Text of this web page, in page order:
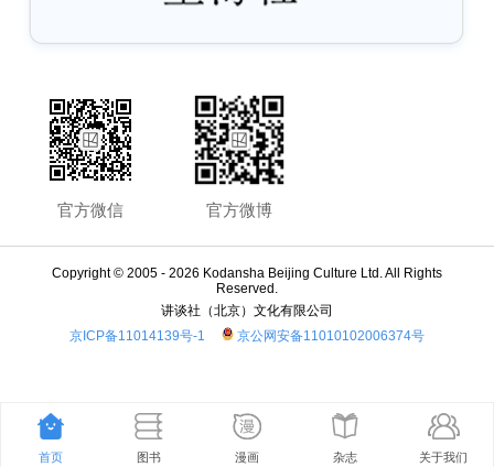
首页 图书 漫画 杂志 关于我们
官方微信 官方微博
Copyright © 2005 - 2026 Kodansha Beijing Culture Ltd. All Rights
Reserved.
讲谈社（北京）文化有限公司
京ICP备11014139号-1
京公网安备11010102006374号